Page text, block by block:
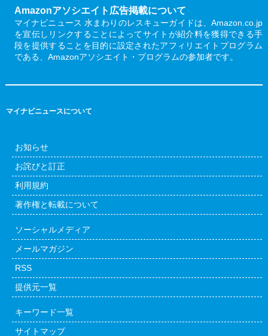
Amazonアソシエイト広告掲載について
マイナビニュース 水まわりのレスキューガイドは、Amazon.co.jp
を宣伝しリンクすることによってサイトが紹介料を獲得できる手
段を提供することを目的に設定されたアフィリエイトプログラム
である、Amazonアソシエイト・プログラムの参加者です。
マイナビニュースについて
お知らせ
お詫びと訂正
利用規約
著作権と転載について
ソーシャルメディア
メールマガジン
RSS
提供元一覧
キーワード一覧
サイトマップ